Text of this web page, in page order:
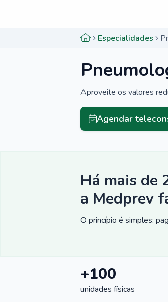
Especialidades
Aproveite os valores
Agendar
Há mais de
a Medprev
O princípio é simples:
+100
unidades físicas